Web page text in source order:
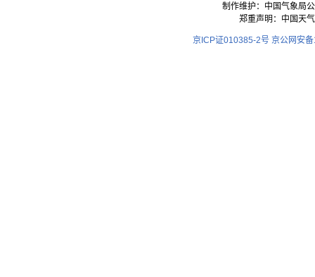
制作维护：中国气象局
郑重声明：中国天
京ICP证010385-2号 京公网安